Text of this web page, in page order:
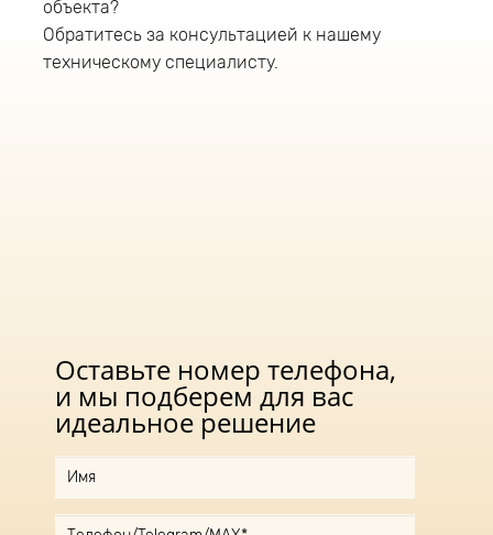
источник питания компании «Аргос» (Россия),
обеспечивающий:
объекта?
Обратитесь за консультацией к нашему
техническому специалисту.
Оставьте номер телефона,
и мы подберем для вас
идеальное решение